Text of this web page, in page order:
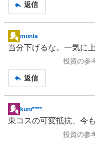
事
返信
掲
示
事
monta
当分下げるな。一気に
投資の参
返信
掲
示
kuni****
東コスの可変抵抗、今
投資の参